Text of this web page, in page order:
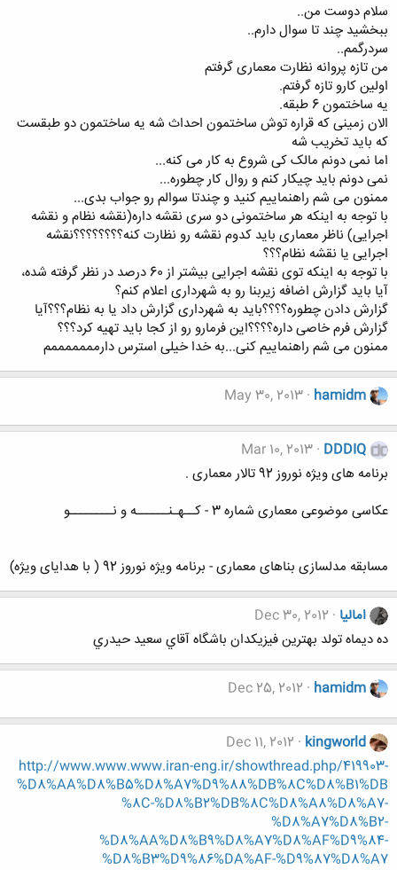
سلام دوست من..
ببخشید چند تا سوال دارم..
سردرگمم..
من تازه پروانه نظارت معماری گرفتم
اولین کارو تازه گرفتم.
یه ساختمون 6 طبقه.
الان زمینی که قراره توش ساختمون احداث شه یه ساختمون دو طبقست
که باید تخریب شه
اما نمی دونم مالک کی شروع به کار می کنه...
نمی دونم باید چیکار کنم و روال کار چطوره...
ممنون می شم راهنماییم کنید و چندتا سوالم رو جواب بدی...
با توجه به اینکه هر ساختمونی دو سری نقشه داره(نقشه نظام و نقشه
اجرایی) ناظر معماری باید کدوم نقشه رو نظارت کنه؟؟؟؟؟؟؟؟نقشه
اجرایی یا نقشه نظام؟؟؟
با توجه به اینکه توی نقشه اجرایی بیشتر از 60 درصد در نظر گرفته شده،
آیا باید گزارش اضافه زیربنا رو به شهرداری اعلام کنم؟
گزارش دادن چطوره؟؟؟؟باید به شهرداری گزارش داد یا به نظام؟؟؟آیا
گزارش فرم خاصی داره؟؟؟؟این فرمارو رو از کجا باید تهیه کرد؟؟؟
ممنون می شم راهنماییم کنی...به خدا خیلی استرس دارمممممممم
hamidm
May 30, 2013
DDDIQ
Mar 10, 2013
برنامه های ویژه نوروز 92 تالار معماری .
عکاسی موضوعی معماری شماره 3 - کــهـنــــــه و نــــــــو
مسابقه مدلسازی بناهای معماری - برنامه ویژه نوروز 92 ( با هدایای ویژه)
امالیا Dec 30, 2012
ده ديماه تولد بهترين فيزيكدان باشگاه آقاي سعيد حيدري
hamidm
Dec 25, 2012
kingworld
Dec 11, 2012
http://www.www.www.iran-eng.ir/showthread.php/419903-
%D8%AA%D8%B5%D8%A7%D9%88%DB%8C%D8%B1%DB
%8C-%D8%B2%DB%8C%D8%A8%D8%A7-
%D8%A7%D8%B2-
%D8%AA%D8%B9%D8%A7%D8%AF%D9%84-
%D8%B3%D9%86%DA%AF-%D9%87%D8%A7